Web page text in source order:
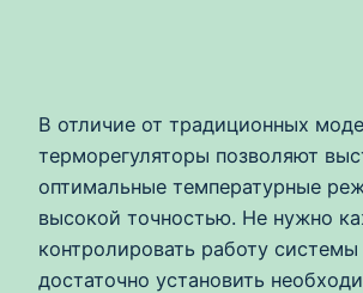
В отличие от традиционных
терморегуляторы позволяют
оптимальные температурные
высокой точностью. Не нужно
контролировать работу
достаточно установить